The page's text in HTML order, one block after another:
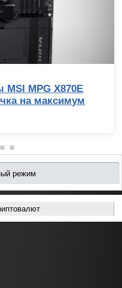
MPG X870E
на максимум
режим